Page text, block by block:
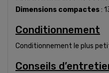
Dimensions compactes:
Conditionnement
Conditionnement le plus
Conseils